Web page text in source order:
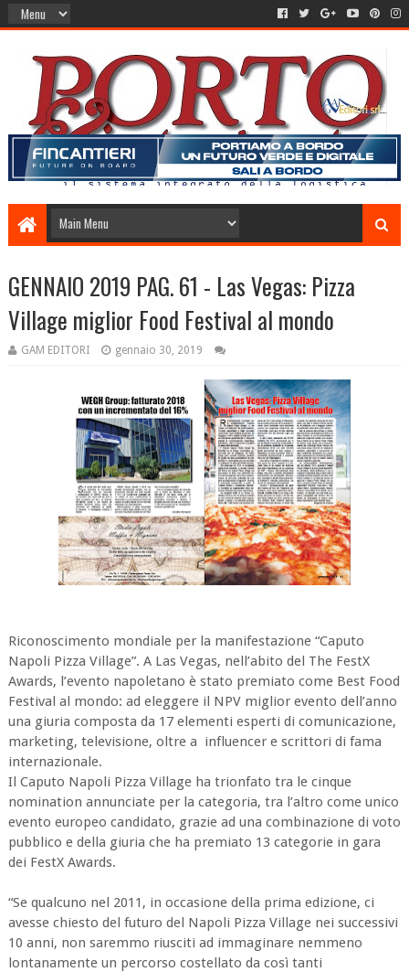
GENNAIO 2019 PAG. 61 - Las Vegas: Pizza
Village miglior Food Festival al mondo
GAM EDITORI gennaio 30, 2019
Riconoscimento mondiale per la manifestazione “Caputo
Napoli Pizza Village”. A Las Vegas, nell’abito del The FestX
Awards, l’evento napoletano è stato premiato come Best Food
Festival al mondo: ad eleggere il NPV miglior evento dell’anno
una giuria composta da 17 elementi esperti di comunicazione,
marketing, televisione, oltre a influencer e scrittori di fama
internazionale.
Il Caputo Napoli Pizza Village ha trionfato tra le cinque
nomination annunciate per la categoria, tra l’altro come unico
evento europeo candidato, grazie ad una combinazione di voto
pubblico e della giuria che ha premiato 13 categorie in gara
dei FestX Awards.
“Se qualcuno nel 2011, in occasione della prima edizione, ci
avesse chiesto del futuro del Napoli Pizza Village nei successivi
10 anni, non saremmo riusciti ad immaginare nemmeno
lontanamente un percorso costellato da così tanti